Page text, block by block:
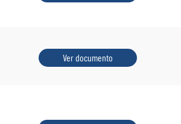
Ver documento